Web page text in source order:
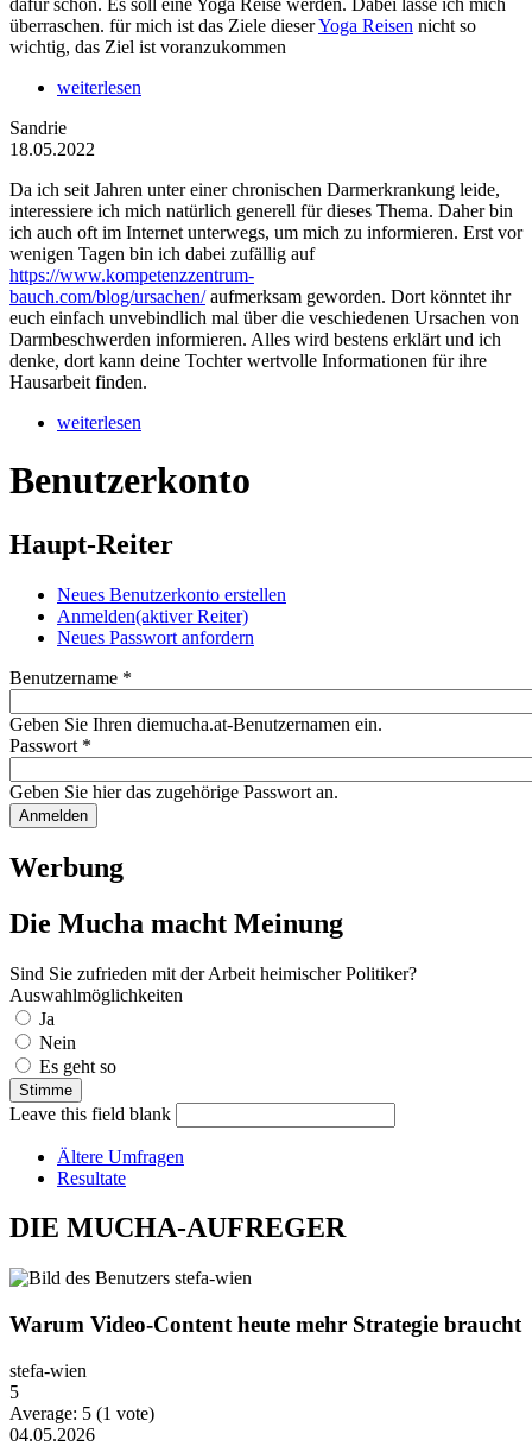
dafür schon. Es soll eine Yoga Reise werden. Dabei lasse ich mich
überraschen. für mich ist das Ziele dieserYoga Reisen nicht so
wichtig, das Ziel ist voranzukommen
weiterlesen
Sandrie
18.05.2022
Da ich seit Jahren unter einer chronischen Darmerkrankung leide,
interessiere ich mich natürlich generell für dieses Thema. Daher bin
ich auch oft im Internet unterwegs, um mich zu informieren. Erst vor
wenigen Tagen bin ich dabei zufällig auf
https://www.kompetenzzentrum-
bauch.com/blog/ursachen/aufmerksam geworden. Dort könntet ihr
euch einfach unvebindlich mal über die veschiedenen Ursachen von
Darmbeschwerden informieren. Alles wird bestens erklärt und ich
denke, dort kann deine Tochter wertvolle Informationen für ihre
Hausarbeit finden.
weiterlesen
Benutzerkonto
Haupt-Reiter
Neues Benutzerkonto erstellen
Anmelden(aktiver Reiter)
Neues Passwort anfordern
Benutzername *
Geben Sie Ihren diemucha.at-Benutzernamen ein.
Passwort *
Geben Sie hier das zugehörige Passwort an.
Werbung
Die Mucha macht Meinung
Sind Sie zufrieden mit der Arbeit heimischer Politiker?
Auswahlmöglichkeiten
Ja
Nein
Es geht so
Leave this field blank
Ältere Umfragen
Resultate
DIE MUCHA-AUFREGER
Warum Video-Content heute mehr Strategie braucht
stefa-wien
5
Average: 5 (1 vote)
04.05.2026